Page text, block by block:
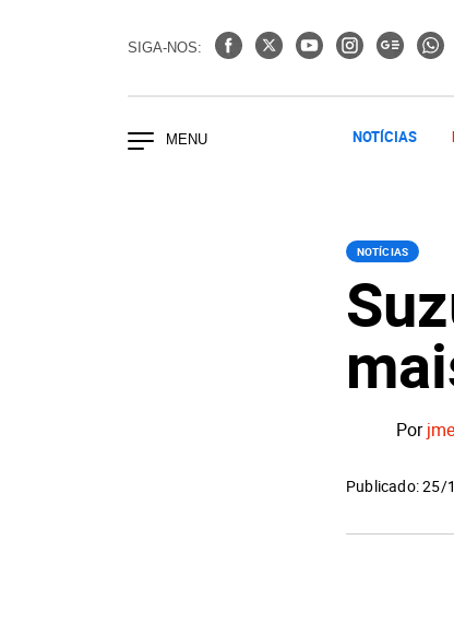
SIGA-NOS:
NOTÍCIAS
NOTÍCIAS
Por
Publicado: 25/